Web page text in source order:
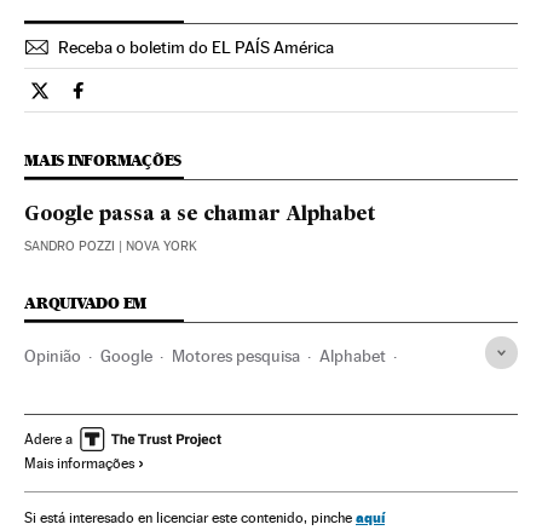
Receba o boletim do EL PAÍS América
Tecnologia El País Brasil en Twitter
Tecnologia El País Brasil en Facebook
MAIS INFORMAÇÕES
Google passa a se chamar Alphabet
SANDRO POZZI | NOVA YORK
ARQUIVADO EM
Opinião Google Motores pesquisa Alphabet
Comunicações
Adere a
Mais informações
Si está interesado en licenciar este contenido, pinche aquí